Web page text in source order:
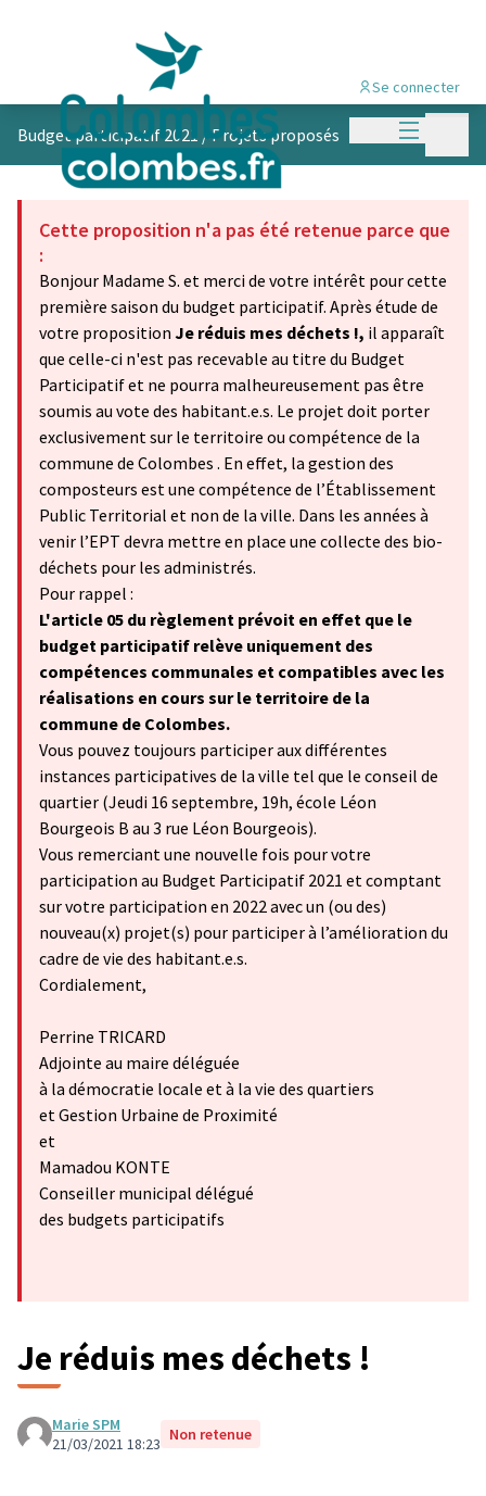
Menu
Se connecter
Budget participatif 2021 /Projets proposés
Cette proposition n'a pas été retenue parce que
:
Bonjour Madame S. et merci de votre intérêt pour cette
première saison du budget participatif. Après étude de
votre proposition Je réduis mes déchets !, il apparaît
que celle-ci n'est pas recevable au titre du Budget
Participatif et ne pourra malheureusement pas être
soumis au vote des habitant.e.s. Le projet doit porter
exclusivement sur le territoire ou compétence de la
commune de Colombes . En effet, la gestion des
composteurs est une compétence de l’Établissement
Public Territorial et non de la ville. Dans les années à
venir l’EPT devra mettre en place une collecte des bio-
déchets pour les administrés.
Pour rappel :
L'article 05 du règlement prévoit en effet que le
budget participatif relève uniquement des
compétences communales et compatibles avec les
réalisations en cours sur le territoire de la
commune de Colombes.
Vous pouvez toujours participer aux différentes
instances participatives de la ville tel que le conseil de
quartier (Jeudi 16 septembre, 19h, école Léon
Bourgeois B au 3 rue Léon Bourgeois).
Vous remerciant une nouvelle fois pour votre
participation au Budget Participatif 2021 et comptant
sur votre participation en 2022 avec un (ou des)
nouveau(x) projet(s) pour participer à l’amélioration du
cadre de vie des habitant.e.s.
Cordialement,
Perrine TRICARD
Adjointe au maire déléguée
à la démocratie locale et à la vie des quartiers
et Gestion Urbaine de Proximité
et
Mamadou KONTE
Conseiller municipal délégué
des budgets participatifs
Je réduis mes déchets !
Marie SPM
21/03/2021 18:23 Non retenue